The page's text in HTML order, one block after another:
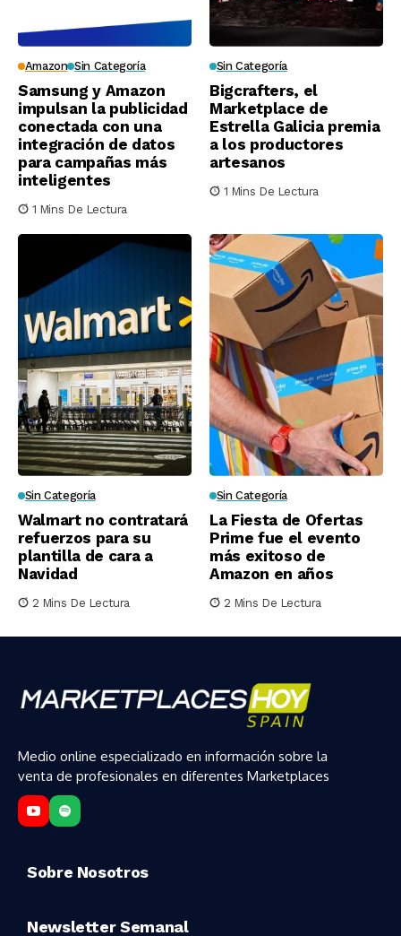
Amazon Sin Categoría
Samsung y Amazon
impulsan la publicidad
conectada con una
integración de datos
para campañas más
inteligentes
1 Mins De Lectura
Sin Categoría
Bigcrafters, el
Marketplace de
Estrella Galicia premia
a los productores
artesanos
1 Mins De Lectura
Sin Categoría
Walmart no contratará
refuerzos para su
plantilla de cara a
Navidad
2 Mins De Lectura
Sin Categoría
La Fiesta de Ofertas
Prime fue el evento
más exitoso de
Amazon en años
2 Mins De Lectura
Medio online especializado en información sobre la
venta de profesionales en diferentes Marketplaces
Sobre Nosotros
Newsletter Semanal